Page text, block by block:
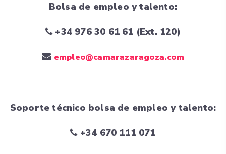
Bolsa de empleo y talento:
+34 976 30 61 61 (Ext. 120)
empleo@camarazaragoza.com
Soporte técnico bolsa de empleo y talento:
+34 670 111 071